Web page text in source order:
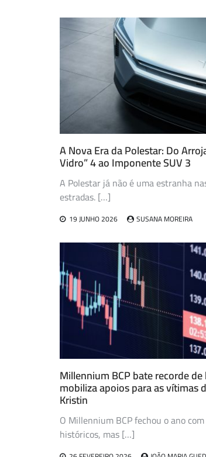
artigos
A Nova Era da Polestar: Do
Vidro” 4 ao Imponente SUV 3
A Polestar já não é uma estranha
estradas. […]
19 JUNHO 2026 SUSANA MOREIRA
Millennium BCP bate recorde
mobiliza apoios para as vítimas
Kristin
O Millennium BCP fechou o ano
históricos, mas […]